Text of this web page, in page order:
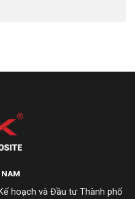
NAM
hoạch và Đầu tư Thành phố